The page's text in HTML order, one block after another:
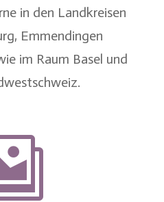
in den Landkreisen
, Emmendingen
im Raum Basel und
.